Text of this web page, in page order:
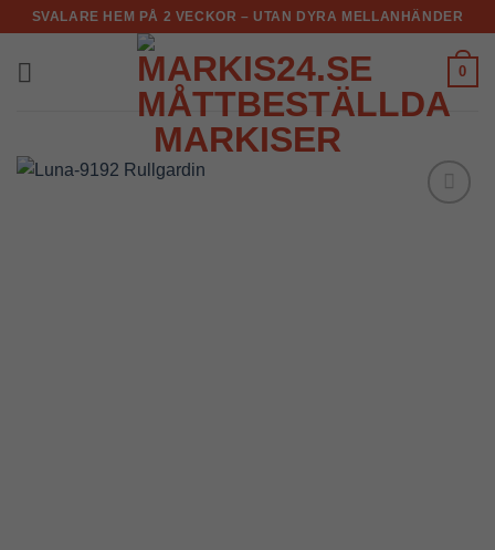
Skip
content
SVALARE HEM PÅ 2 VECKOR – UTAN DYRA MELLANHÄNDER
0